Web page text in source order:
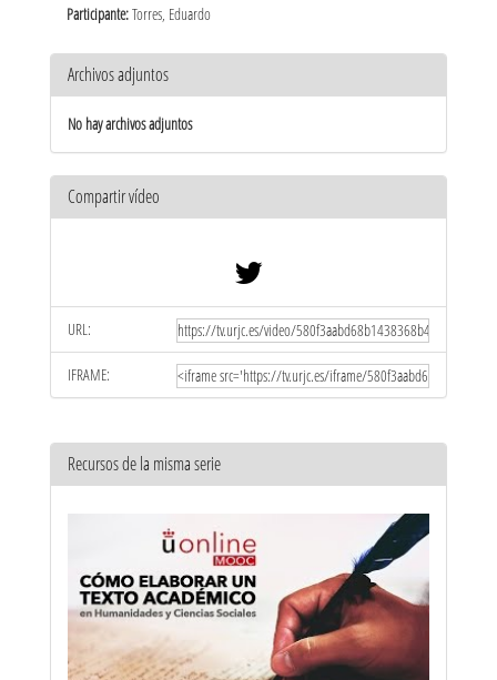
Participante:Torres, Eduardo
Archivos adjuntos
No hay archivos adjuntos
Compartir vídeo
URL:
IFRAME:
Recursos de la misma serie